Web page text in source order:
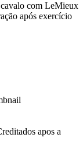
cavalo com LeMieux
após exercício
apos a